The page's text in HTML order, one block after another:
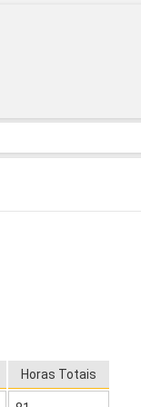
Horas Totais